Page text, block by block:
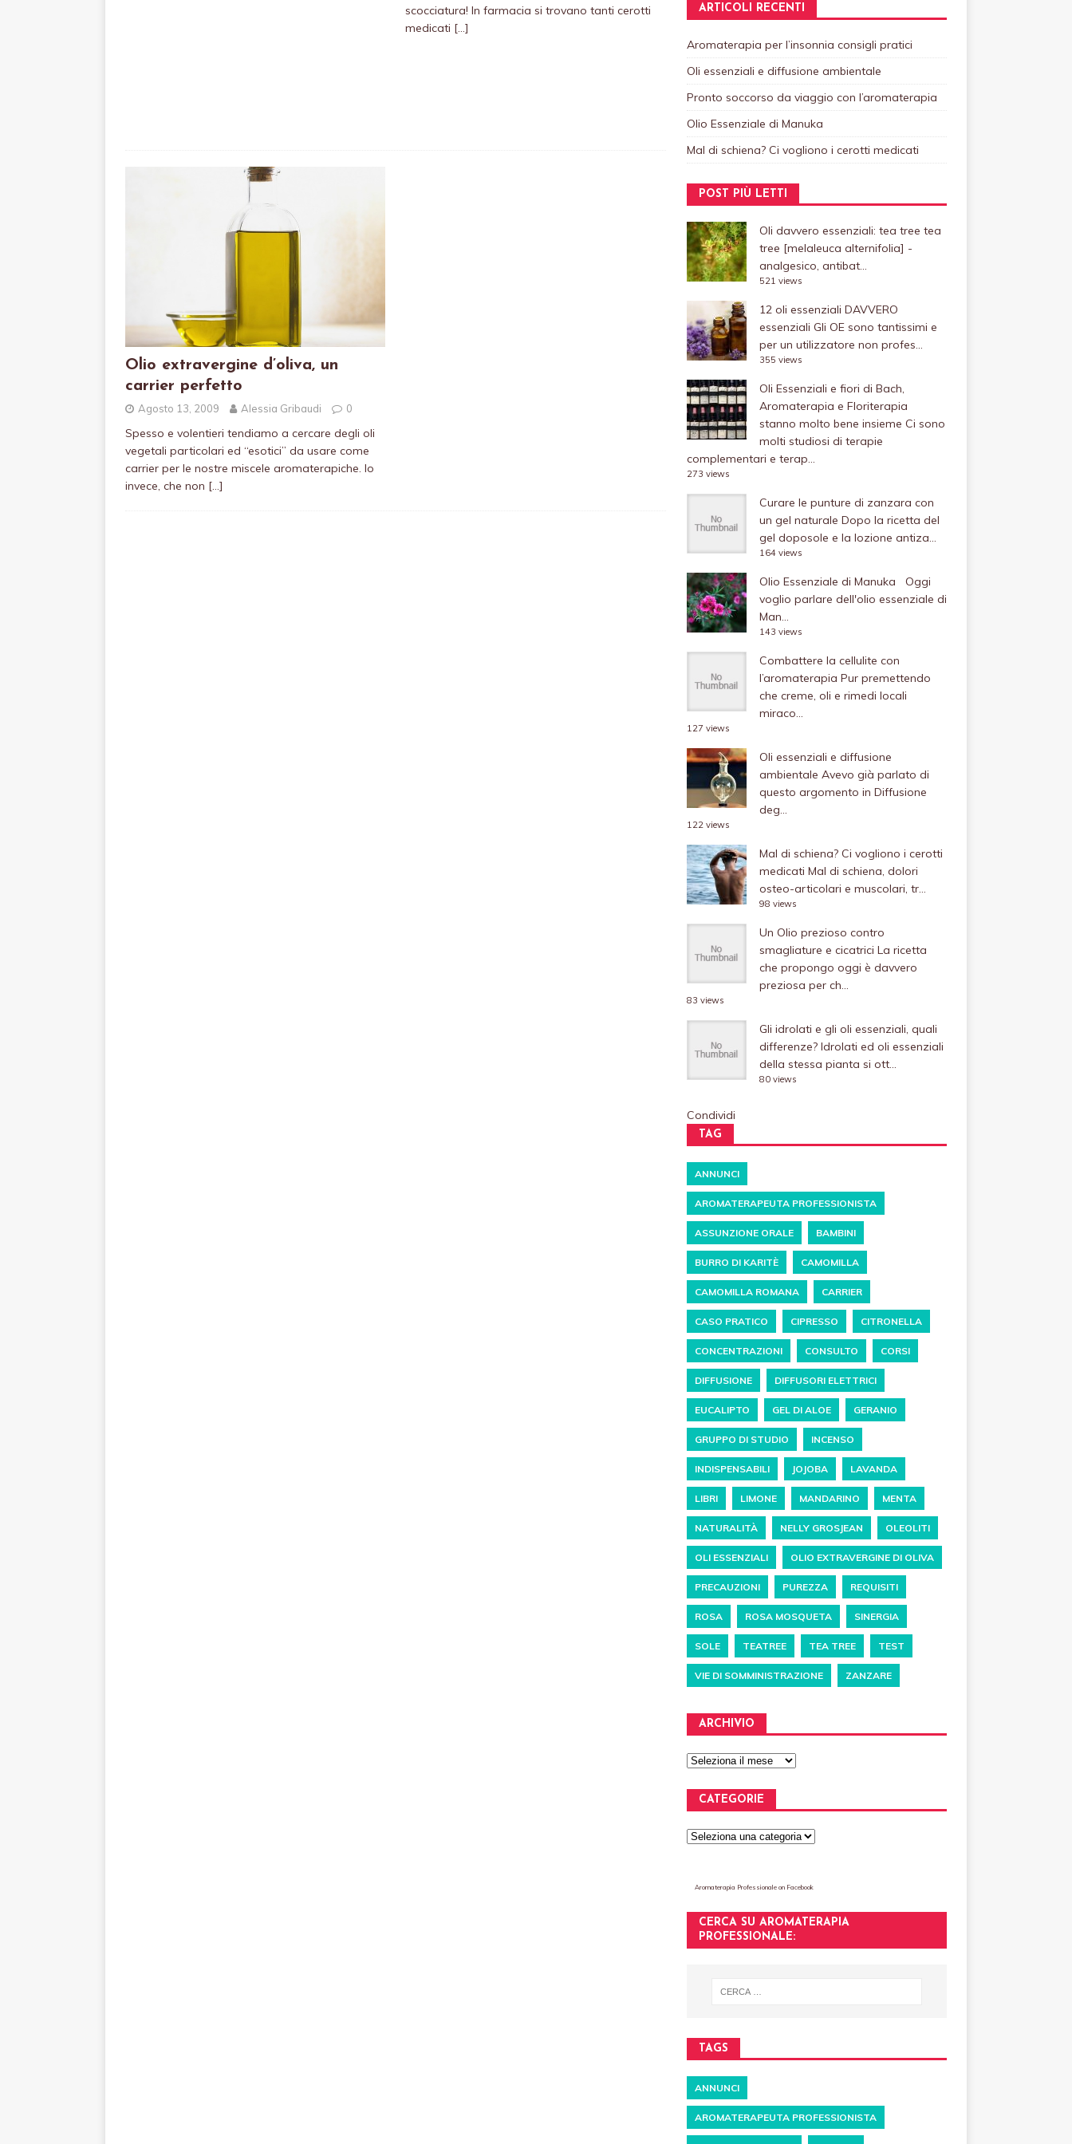
scocciatura! In farmacia si trovano tanti cerotti
medicati […]
Olio extravergine d’oliva, un
carrier perfetto
Agosto 13, 2009 Alessia Gribaudi 0
Spesso e volentieri tendiamo a cercare degli oli
vegetali particolari ed “esotici” da usare come
carrier per le nostre miscele aromaterapiche. Io
invece, che non […]
ARTICOLI RECENTI
Aromaterapia per l’insonnia consigli pratici
Oli essenziali e diffusione ambientale
Pronto soccorso da viaggio con l’aromaterapia
Olio Essenziale di Manuka
Mal di schiena? Ci vogliono i cerotti medicati
POST PIÙ LETTI
Oli davvero essenziali: tea tree tea
tree [melaleuca alternifolia] -
analgesico, antibat...
521 views
12 oli essenziali DAVVERO
essenziali Gli OE sono tantissimi e
per un utilizzatore non profes...
355 views
Oli Essenziali e fiori di Bach,
Aromaterapia e Floriterapia
stanno molto bene insieme Ci sono
molti studiosi di terapie
complementari e terap...
273 views
Curare le punture di zanzara con
un gel naturale Dopo la ricetta del
gel doposole e la lozione antiza...
164 views
Olio Essenziale di Manuka
Oggi
voglio parlare dell'olio essenziale di
Man...
143 views
Combattere la cellulite con
l’aromaterapia Pur premettendo
che creme, oli e rimedi locali
miraco...
127 views
Oli essenziali e diffusione
ambientale Avevo già parlato di
questo argomento in Diffusione
deg...
122 views
Mal di schiena? Ci vogliono i cerotti
medicati Mal di schiena, dolori
osteo-articolari e muscolari, tr...
98 views
Un Olio prezioso contro
smagliature e cicatrici La ricetta
che propongo oggi è davvero
preziosa per ch...
83 views
Gli idrolati e gli oli essenziali, quali
differenze? Idrolati ed oli essenziali
della stessa pianta si ott...
80 views
Condividi
TAG
ANNUNCI
AROMATERAPEUTA PROFESSIONISTA
ASSUNZIONE ORALE BAMBINI
BURRO DI KARITÈ CAMOMILLA
CAMOMILLA ROMANA CARRIER
CASO PRATICO CIPRESSO CITRONELLA
CONCENTRAZIONI CONSULTO CORSI
DIFFUSIONE DIFFUSORI ELETTRICI
EUCALIPTO GEL DI ALOE GERANIO
GRUPPO DI STUDIO INCENSO
INDISPENSABILI JOJOBA LAVANDA
LIBRI LIMONE MANDARINO MENTA
NATURALITÀ NELLY GROSJEAN OLEOLITI
OLI ESSENZIALI OLIO EXTRAVERGINE DI OLIVA
PRECAUZIONI PUREZZA REQUISITI
ROSA ROSA MOSQUETA SINERGIA
SOLE TEATREE TEA TREE TEST
VIE DI SOMMINISTRAZIONE ZANZARE
ARCHIVIO
CATEGORIE
Aromaterapia Professionaleon Facebook
CERCA SU AROMATERAPIA
PROFESSIONALE:
TAGS
ANNUNCI
AROMATERAPEUTA PROFESSIONISTA